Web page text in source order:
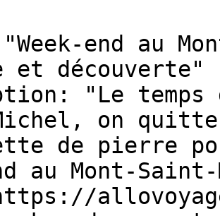
end au
et découverte"
"Le temps
on
de pierre
au Mont-